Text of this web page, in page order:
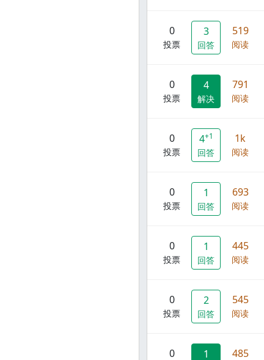
0
投票
3
回答
519
阅读
0
投票
4
解决
791
阅读
0
投票
4+1
回答
1k
阅读
0
投票
1
回答
693
阅读
0
投票
1
回答
445
阅读
0
投票
2
回答
545
阅读
0 1 485